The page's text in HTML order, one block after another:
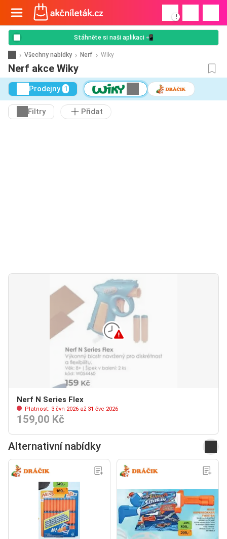
!
Stáhněte si naši aplikaci 📲
Všechny nabídky Nerf Wiky
Nerf akce Wiky
Prodejny 1
Filtry Přidat
Nerf N Series Flex
Platnost: 3 čvn 2026 až 31 čvc 2026
159,00 Kč
Alternativní nabídky